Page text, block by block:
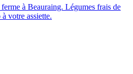
à Beauraing. Légumes frais de
votre assiette.